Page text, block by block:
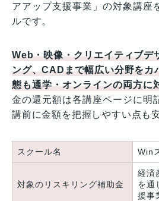
アアップ支援事業」の対象講座
ルです。
Web・映像・クリエイティブデ
ング、CADまで幅広い分野をカ
態も通学・オンラインの両方に
金の還元額は各講座ページに明
講前に金額を把握しやすい点も
スクール名 Win
対象のリスキリング補助金
経済
を通
援事